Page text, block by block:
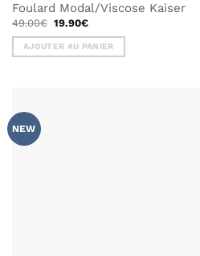
Foulard Modal/Viscose Kaiser
49.00€ Le
initial
était :
49.00€.
19.90€Le
actuel
est :
19.90€.
AJOUTER AU PANIER
NEW